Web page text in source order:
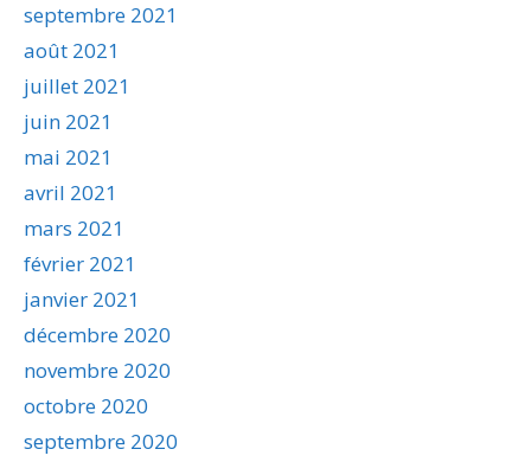
septembre 2021
août 2021
juillet 2021
juin 2021
mai 2021
avril 2021
mars 2021
février 2021
janvier 2021
décembre 2020
novembre 2020
octobre 2020
septembre 2020